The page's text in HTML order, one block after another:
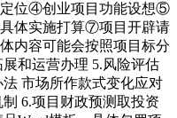
位④创业项目功能设想⑤
体实施打算⑦项目开辟请
内容可能会按照项目标分
和运营办理 5.风险评估
市场所作款式变化应对
6.项目财政预测取投资